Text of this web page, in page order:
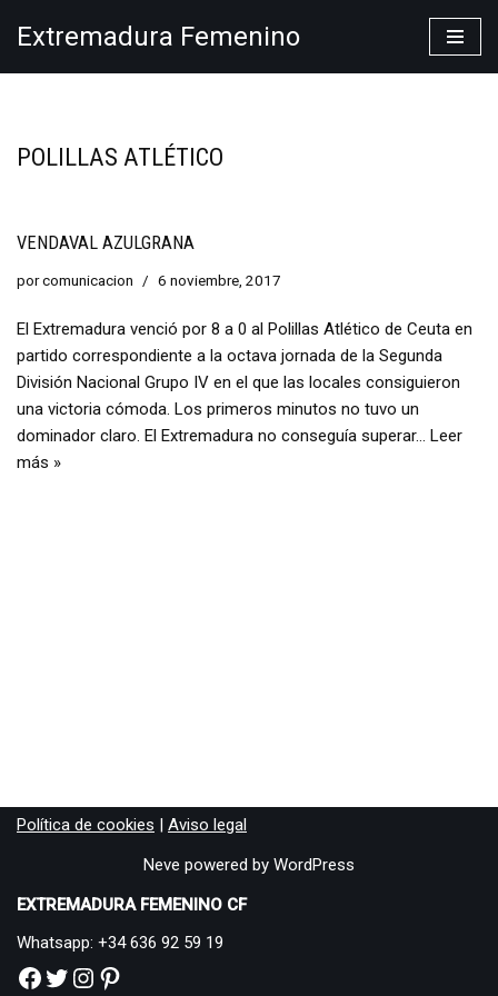
Extremadura Femenino
POLILLAS ATLÉTICO
VENDAVAL AZULGRANA
porcomunicacion 6 noviembre, 2017
El Extremadura venció por 8 a 0 al Polillas Atlético de Ceuta en
partido correspondiente a la octava jornada de la Segunda
División Nacional Grupo IV en el que las locales consiguieron
una victoria cómoda. Los primeros minutos no tuvo un
dominador claro. El Extremadura no conseguía superar… Leer
más »
Política de cookies | Aviso legal
Neve powered by WordPress
EXTREMADURA FEMENINO CF
Whatsapp: +34 636 92 59 19